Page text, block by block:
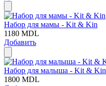
Набор для мамы - Kit & Kin
1180 MDL
Добавить
Набор для малыша - Kit & Kin
1800 MDL